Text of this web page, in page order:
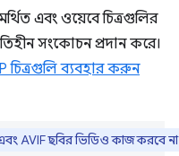
এবং ওয়েবে চিত্রগুলির
সংকোচন প্রদান করে।
চিত্রগুলি ব্যবহার করুন
AVIF ছবির ভিডিও কাজ করবে